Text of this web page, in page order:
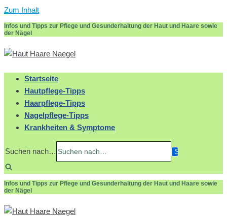
Zum Inhalt
Infos und Tipps zur Pflege und Gesunderhaltung der Haut und Haare sowie
der Nägel
Startseite
Hautpflege-Tipps
Haarpflege-Tipps
Nagelpflege-Tipps
Krankheiten & Symptome
Suchen nach…
Infos und Tipps zur Pflege und Gesunderhaltung der Haut und Haare sowie
der Nägel